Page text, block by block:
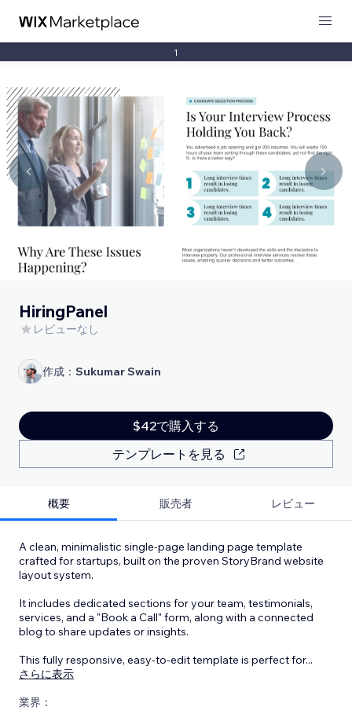
1
HiringPanel
レビューなし
作成： Sukumar Swain
$42で購入する
テンプレートを見る
概要 販売者 レビュー
A clean, minimalistic single-page landing page template
crafted for startups, built on the proven StoryBrand website
layout system.
It includes dedicated sections for your team, testimonials,
services, and a "Book a Call" form, along with a connected
blog to share updates or insights.
This fully responsive, easy-to-edit template is perfect for...
さらに表示
業界：